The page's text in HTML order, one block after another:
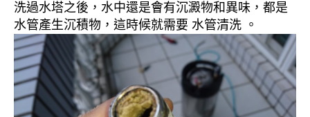
洗過水塔之後，水中還是會有沉澱物和異味，都是
水管產生沉積物，這時候就需要 水管清洗 。